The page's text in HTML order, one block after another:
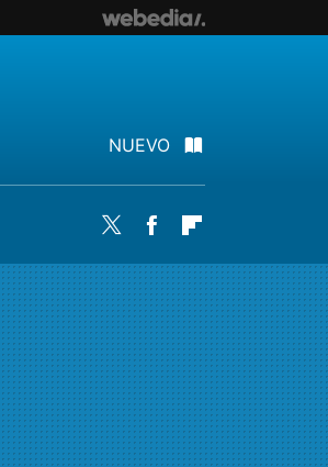
NUEVO
Twitter Facebook